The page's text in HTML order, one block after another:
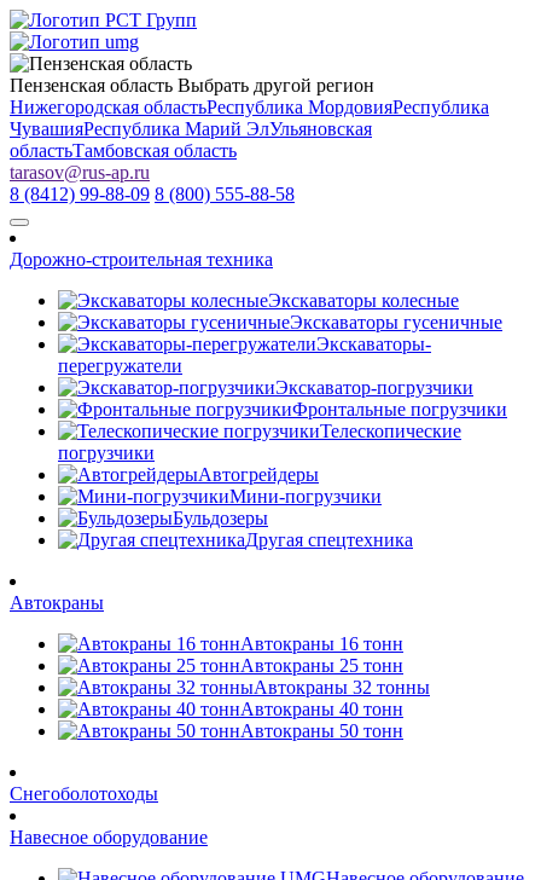
Пензенская область Выбрать другой регион
Нижегородская областьРеспублика МордовияРеспублика
ЧувашияРеспублика Марий ЭлУльяновская
областьТамбовская область
tarasov@rus-ap.ru
8 (8412) 99-88-09 8 (800) 555-88-58
Дорожно-строительная техника
Экскаваторы колесные
Экскаваторы гусеничные
Экскаваторы-
перегружатели
Экскаватор-погрузчики
Фронтальные погрузчики
Телескопические
погрузчики
Автогрейдеры
Мини-погрузчики
Бульдозеры
Другая спецтехника
Автокраны
Автокраны 16 тонн
Автокраны 25 тонн
Автокраны 32 тонны
Автокраны 40 тонн
Автокраны 50 тонн
Снегоболотоходы
Навесное оборудование